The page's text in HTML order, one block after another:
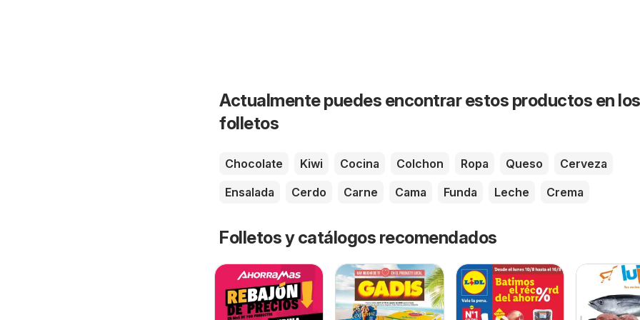
Actualmente puedes encontrar estos productos en los
folletos
Chocolate Kiwi Cocina Colchon Ropa Queso
Cerveza
Ensalada
Cerdo Carne Cama Funda Leche Crema
Folletos y catálogos recomendados